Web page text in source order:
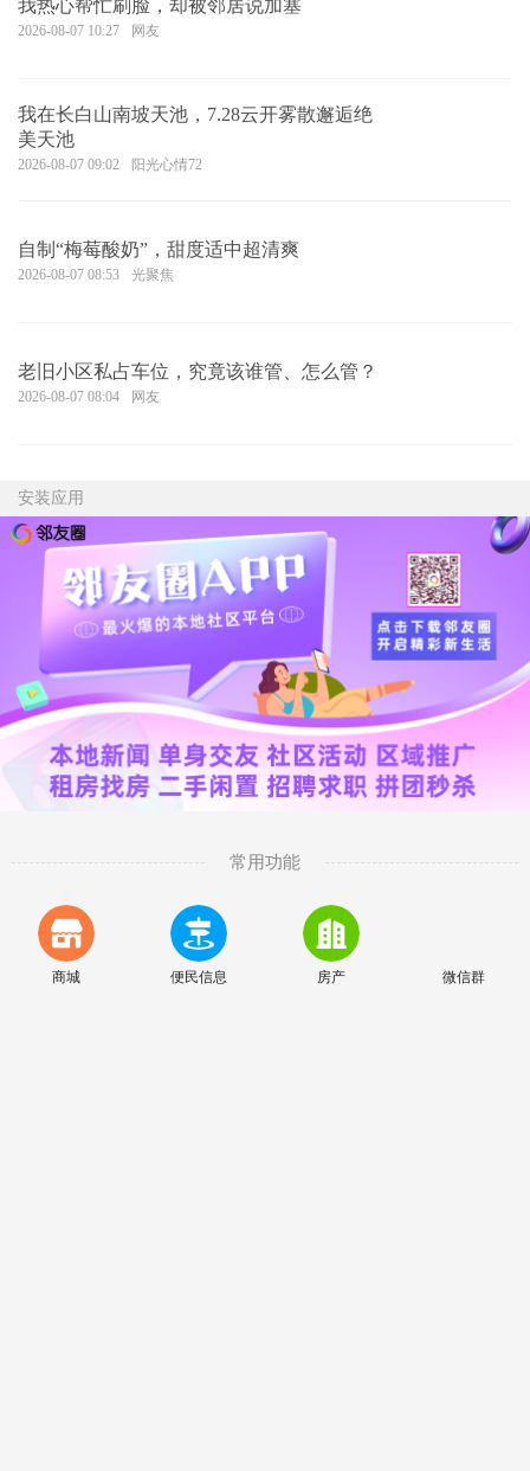
我热心帮忙刷脸，却被邻居说加塞
2026-08-07 10:27 网友
我在长白山南坡天池，7.28云开雾散邂逅绝
美天池
2026-08-07 09:02 阳光心情72
自制“梅莓酸奶”，甜度适中超清爽
2026-08-07 08:53 光聚焦
老旧小区私占车位，究竟该谁管、怎么管？
2026-08-07 08:04 网友
安装应用
常用功能
商城 便民信息 房产 微信群